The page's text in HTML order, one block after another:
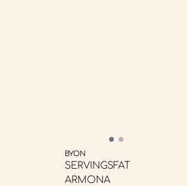
BYON
SERVINGSFAT
ARMONA